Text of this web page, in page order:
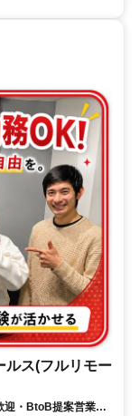
ルス(フルリモー
迎・BtoB提案営業で